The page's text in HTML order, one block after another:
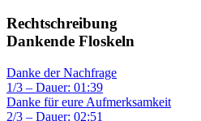
Rechtschreibung
Dankende Floskeln
Danke der Nachfrage
1/3 – Dauer: 01:39
Danke für eure Aufmerksamkeit
2/3 – Dauer: 02:51